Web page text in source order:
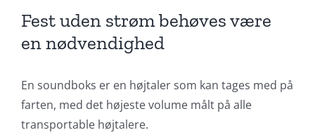
Fest uden strøm behøves være
en nødvendighed
En soundboks er en højtaler som kan tages med på
farten, med det højeste volume målt på alle
transportable højtalere.